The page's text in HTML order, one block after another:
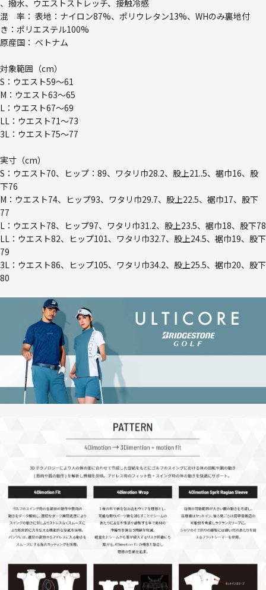
、撥水、ウエストストレッチ、接触冷感
混 率： 表地：ナイロン87%、ポリウレタン13%、WHのみ裏地付
き：ポリエステル100%
原産国： ベトナム
対象範囲（cm）
S：ウエスト59～61
M：ウエスト63～65
L：ウエスト67～69
LL：ウエスト71～73
3L：ウエスト75～77
実寸（cm）
S：ウエスト70、ヒップ：89、ワタリ巾28.2、股上21..5、裾巾16、股
下76
M：ウエスト74、ヒップ93、ワタリ巾29.7、股上22.5、裾巾17、股下
77
L：ウエスト78、ヒップ97、ワタリ巾31.2、股上23.5、裾巾18、股下78
LL：ウエスト82、ヒップ101、ワタリ巾32.7、股上24.5、裾巾19、股下
79
3L：ウエスト86、ヒップ105、ワタリ巾34.2、股上25.5、裾巾20、股下
80